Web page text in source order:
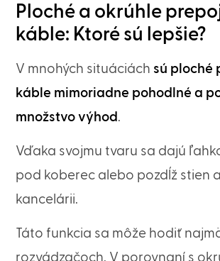
Ploché a okrúhle
káble: Ktoré sú lepšie?
V mnohých situáciách sú ploché
káble mimoriadne pohodlné a
množstvo výhod .
Vďaka svojmu tvaru sa dajú
pod koberec alebo pozdĺž stien
kancelárii.
Táto funkcia sa môže hodiť
rozvádzačoch. V porovnaní s